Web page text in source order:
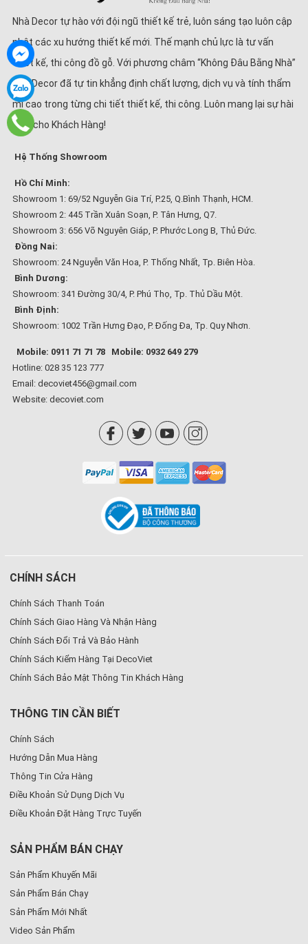
Nhà Decor tự hào với đội ngũ thiết kế trẻ, luôn sáng tạo luôn cập
nhật các xu hướng thiết kế mới. Thế mạnh chủ lực là tư vấn
thiết kế, thi công đồ gỗ. Với phương châm “Không Đâu Bằng Nhà”
Nhà Decor đã tự tin khẳng định chất lượng, dịch vụ và tính thẩm
mĩ cao trong từng chi tiết thiết kế, thi công. Luôn mang lại sự hài
lòng cho Khách Hàng!
Hệ Thống Showroom
Hồ Chí Minh:
Showroom 1: 69/52 Nguyễn Gia Trí, P.25, Q.Bình Thạnh, HCM.
Showroom 2: 445 Trần Xuân Soạn, P. Tân Hưng, Q7.
Showroom 3: 656 Võ Nguyên Giáp, P. Phước Long B, Thủ Đức.
Đồng Nai:
Showroom: 24 Nguyễn Văn Hoa, P. Thống Nhất, Tp. Biên Hòa.
Bình Dương:
Showroom: 341 Đường 30/4, P. Phú Thọ, Tp. Thủ Dầu Một.
Bình Định:
Showroom: 1002 Trần Hưng Đạo, P. Đống Đa, Tp. Quy Nhơn.
Mobile: 0911 71 71 78
Mobile: 0932 649 279
Hotline: 028 35 123 777
Email: decoviet456@gmail.com
Website: decoviet.com
CHÍNH SÁCH
Chính Sách Thanh Toán
Chính Sách Giao Hàng Và Nhận Hàng
Chính Sách Đổi Trả Và Bảo Hành
Chính Sách Kiểm Hàng Tại DecoViet
Chính Sách Bảo Mật Thông Tin Khách Hàng
THÔNG TIN CẦN BIẾT
Chính Sách
Hướng Dẫn Mua Hàng
Thông Tin Cửa Hàng
Điều Khoản Sử Dụng Dịch Vụ
Điều Khoản Đặt Hàng Trực Tuyến
SẢN PHẨM BÁN CHẠY
Sản Phẩm Khuyến Mãi
Sản Phẩm Bán Chạy
Sản Phẩm Mới Nhất
Video Sản Phẩm